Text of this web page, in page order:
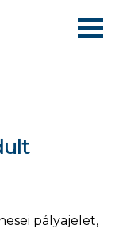
pályajelet,